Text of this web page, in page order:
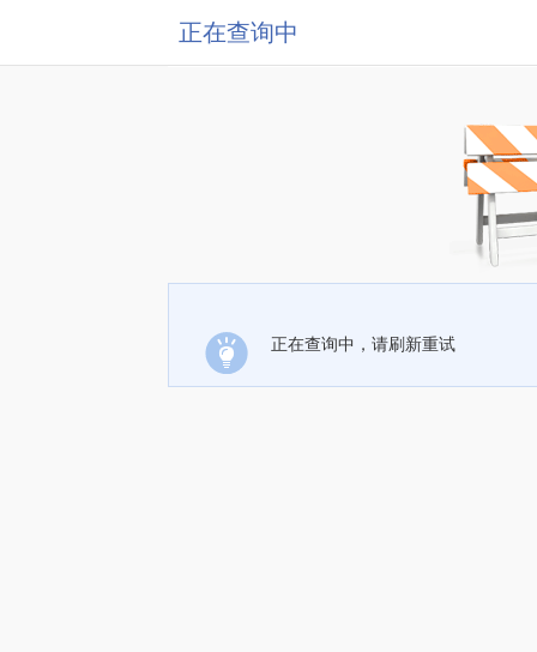
正在查询中
正在查询中，请刷新重试